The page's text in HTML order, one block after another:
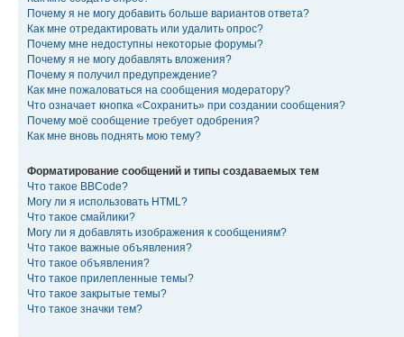
Почему я не могу добавить больше вариантов ответа?
Как мне отредактировать или удалить опрос?
Почему мне недоступны некоторые форумы?
Почему я не могу добавлять вложения?
Почему я получил предупреждение?
Как мне пожаловаться на сообщения модератору?
Что означает кнопка «Сохранить» при создании сообщения?
Почему моё сообщение требует одобрения?
Как мне вновь поднять мою тему?
Форматирование сообщений и типы создаваемых тем
Что такое BBCode?
Могу ли я использовать HTML?
Что такое смайлики?
Могу ли я добавлять изображения к сообщениям?
Что такое важные объявления?
Что такое объявления?
Что такое прилепленные темы?
Что такое закрытые темы?
Что такое значки тем?